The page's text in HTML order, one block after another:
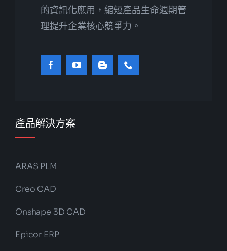
的資訊化應用，縮短產品生命週期管
理提升企業核心競爭力。
產品解決方案
ARAS PLM
Creo CAD
Onshape 3D CAD
Epicor ERP